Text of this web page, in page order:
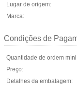
Lugar de origem:
Marca:
Condições de
Quantidade de ordem
Preço:
Detalhes da embalagem: